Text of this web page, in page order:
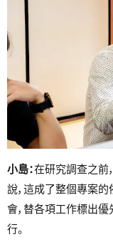
小島：在研究調查之前
說，這成了整個專案的
會，替各項工作標出
行。